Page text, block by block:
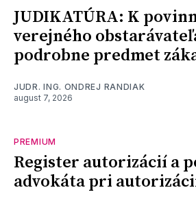
JUDIKATÚRA: K
verejného
podrobne predmet
JUDR. ING. ONDREJ RANDIAK
august 7, 2026
PREMIUM
Register autorizácií a
advokáta pri